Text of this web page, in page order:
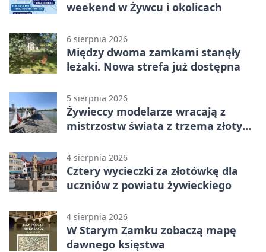
weekend w Żywcu i okolicach
6 sierpnia 2026
Między dwoma zamkami stanęły
leżaki. Nowa strefa już dostępna
5 sierpnia 2026
Żywieccy modelarze wracają z
mistrzostw świata z trzema złotymi
4 sierpnia 2026
Cztery wycieczki za złotówkę dla
uczniów z powiatu żywieckiego
4 sierpnia 2026
W Starym Zamku zobaczą mapę
dawnego księstwa